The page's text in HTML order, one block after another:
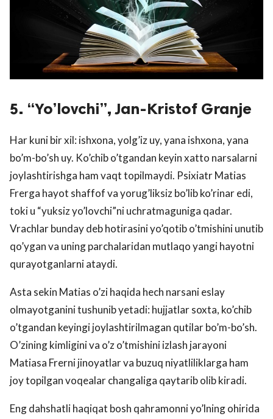
5. “Yo’lovchi”, Jan-Kristof Granje
Har kuni bir xil: ishxona, yolg’iz uy, yana ishxona, yana
bo’m-bo’sh uy. Ko’chib o’tgandan keyin xatto narsalarni
joylashtirishga ham vaqt topilmaydi. Psixiatr Matias
Frerga hayot shaffof va yorug’liksiz bo’lib ko’rinar edi,
toki u “yuksiz yo’lovchi”ni uchratmaguniga qadar.
Vrachlar bunday deb hotirasini yo’qotib o’tmishini unutib
qo’ygan va uning parchalaridan mutlaqo yangi hayotni
qurayotganlarni ataydi.
Asta sekin Matias o’zi haqida hech narsani eslay
olmayotganini tushunib yetadi: hujjatlar soxta, ko’chib
o’tgandan keyingi joylashtirilmagan qutilar bo’m-bo’sh.
O’zining kimligini va o’z o’tmishini izlash jarayoni
Matiasa Frerni jinoyatlar va buzuq niyatliliklarga ham
joy topilgan voqealar changaliga qaytarib olib kiradi.
Eng dahshatli haqiqat bosh qahramonni yo’lning ohirida